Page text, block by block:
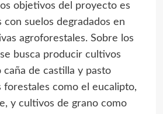
objetivos del proyecto es
suelos degradados en
agroforestales. Sobre los
busca producir cultivos
de castilla y pasto
forestales como el eucalipto,
y cultivos de grano como